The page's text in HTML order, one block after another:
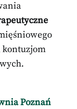
kontuzjom
Poznań